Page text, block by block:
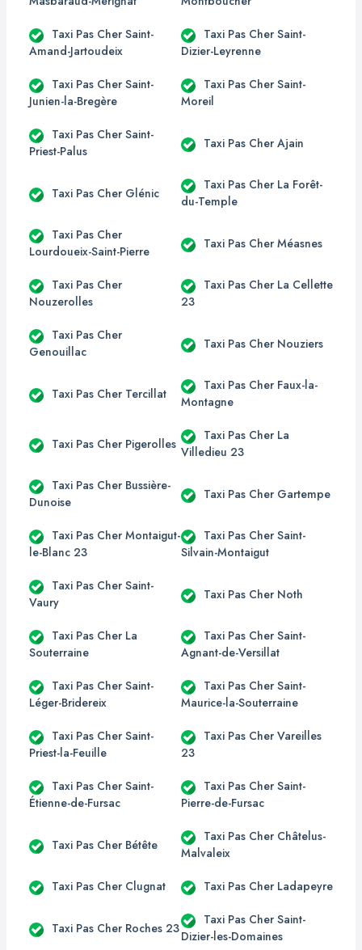
Taxi Pas Cher Saint-
Amand-Jartoudeix
Taxi Pas Cher Saint-
Dizier-Leyrenne
Taxi Pas Cher Saint-
Junien-la-Bregère
Taxi Pas Cher Saint-
Moreil
Taxi Pas Cher Saint-
Priest-Palus
Taxi Pas Cher Ajain
Taxi Pas Cher Glénic
Taxi Pas Cher La Forêt-
du-Temple
Taxi Pas Cher
Lourdoueix-Saint-Pierre
Taxi Pas Cher Méasnes
Taxi Pas Cher
Nouzerolles
Taxi Pas Cher La Cellette
23
Taxi Pas Cher
Genouillac
Taxi Pas Cher Nouziers
Taxi Pas Cher Tercillat
Taxi Pas Cher Faux-la-
Montagne
Taxi Pas Cher Pigerolles
Taxi Pas Cher La
Villedieu 23
Taxi Pas Cher Bussière-
Dunoise
Taxi Pas Cher Gartempe
Taxi Pas Cher Montaigut-
le-Blanc 23
Taxi Pas Cher Saint-
Silvain-Montaigut
Taxi Pas Cher Saint-
Vaury
Taxi Pas Cher Noth
Taxi Pas Cher La
Souterraine
Taxi Pas Cher Saint-
Agnant-de-Versillat
Taxi Pas Cher Saint-
Léger-Bridereix
Taxi Pas Cher Saint-
Maurice-la-Souterraine
Taxi Pas Cher Saint-
Priest-la-Feuille
Taxi Pas Cher Vareilles
23
Taxi Pas Cher Saint-
Étienne-de-Fursac
Taxi Pas Cher Saint-
Pierre-de-Fursac
Taxi Pas Cher Bétête
Taxi Pas Cher Châtelus-
Malvaleix
Taxi Pas Cher Clugnat Taxi Pas Cher Ladapeyre
Taxi Pas Cher Roches 23
Taxi Pas Cher Saint-
Dizier-les-Domaines